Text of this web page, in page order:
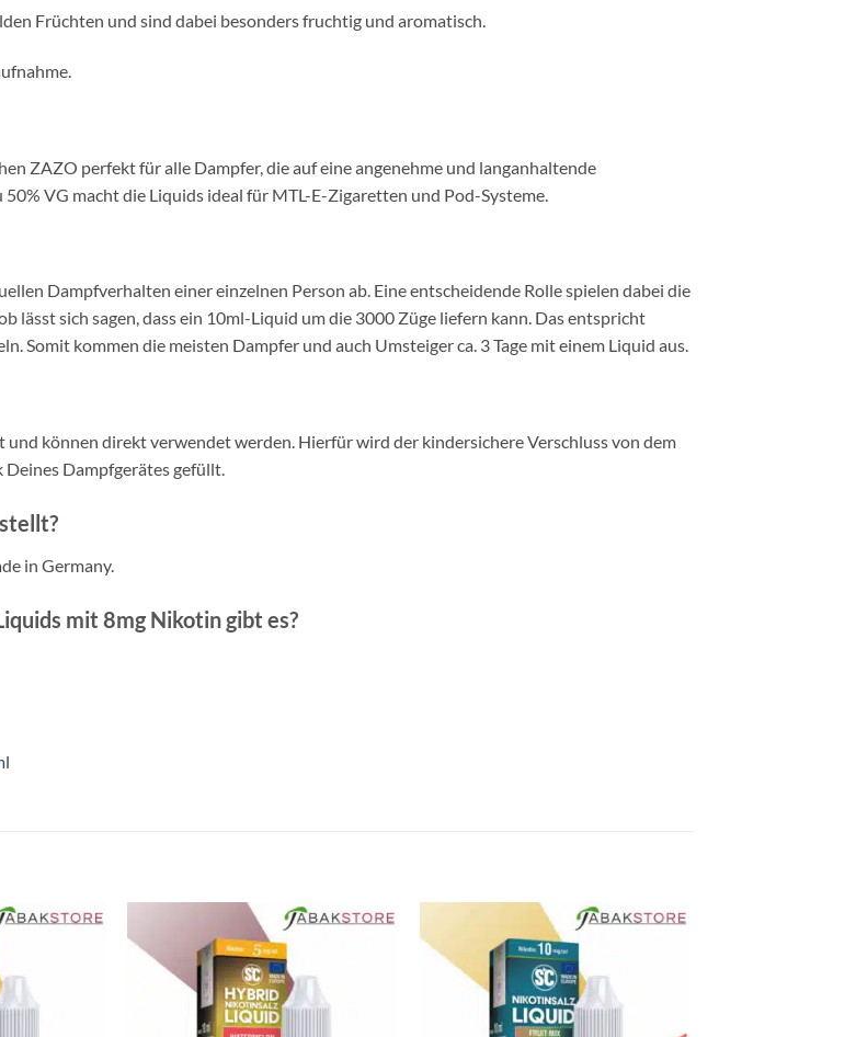
Früchten und sind dabei besonders fruchtig und aromatisch.
ZAZO perfekt für alle Dampfer, die auf eine angenehme und langanhaltende
VG macht die Liquids ideal für MTL-E-Zigaretten und Pod-Systeme.
Dampfverhalten einer einzelnen Person ab. Eine entscheidende Rolle spielen dabei die
lässt sich sagen, dass ein 10ml-Liquid um die 3000 Züge liefern kann. Das entspricht
Somit kommen die meisten Dampfer und auch Umsteiger ca. 3 Tage mit einem Liquid aus.
können direkt verwendet werden. Hierfür wird der kindersichere Verschluss von dem
Dampfgerätes gefüllt.
in Germany.
mit 8mg Nikotin gibt es?